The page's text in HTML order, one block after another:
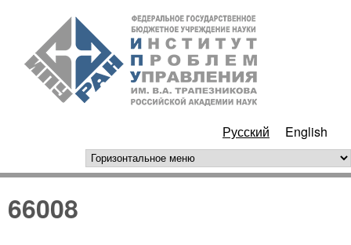
Перейти к основному
содержанию
РАН
Русский English
горизонтальное меню
66008